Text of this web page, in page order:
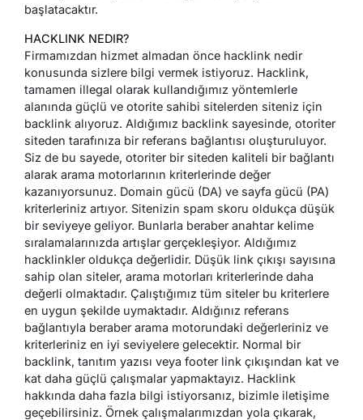
başlatacaktır.
HACKLINK NEDIR?
Firmamızdan hizmet almadan önce hacklink nedir
konusunda sizlere bilgi vermek istiyoruz. Hacklink,
tamamen illegal olarak kullandığımız yöntemlerle
alanında güçlü ve otorite sahibi sitelerden siteniz için
backlink alıyoruz. Aldığımız backlink sayesinde, otoriter
siteden tarafınıza bir referans bağlantısı oluşturuluyor.
Siz de bu sayede, otoriter bir siteden kaliteli bir bağlantı
alarak arama motorlarının kriterlerinde değer
kazanıyorsunuz. Domain gücü (DA) ve sayfa gücü (PA)
kriterleriniz artıyor. Sitenizin spam skoru oldukça düşük
bir seviyeye geliyor. Bunlarla beraber anahtar kelime
sıralamalarınızda artışlar gerçekleşiyor. Aldığımız
hacklinkler oldukça değerlidir. Düşük link çıkışı sayısına
sahip olan siteler, arama motorları kriterlerinde daha
değerli olmaktadır. Çalıştığımız tüm siteler bu kriterlere
en uygun şekilde uymaktadır. Aldığınız referans
bağlantıyla beraber arama motorundaki değerleriniz ve
kriterleriniz en iyi seviyelere gelecektir. Normal bir
backlink, tanıtım yazısı veya footer link çıkışından kat ve
kat daha güçlü çalışmalar yapmaktayız. Hacklink
hakkında daha fazla bilgi istiyorsanız, bizimle iletişime
geçebilirsiniz. Örnek çalışmalarımızdan yola çıkarak,